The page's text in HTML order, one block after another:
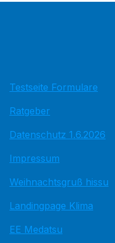
Testseite Formulare
Ratgeber
Datenschutz 1.6.2026
Impressum
Weihnachtsgruß hissu
Landingpage Klima
EE Medatsu